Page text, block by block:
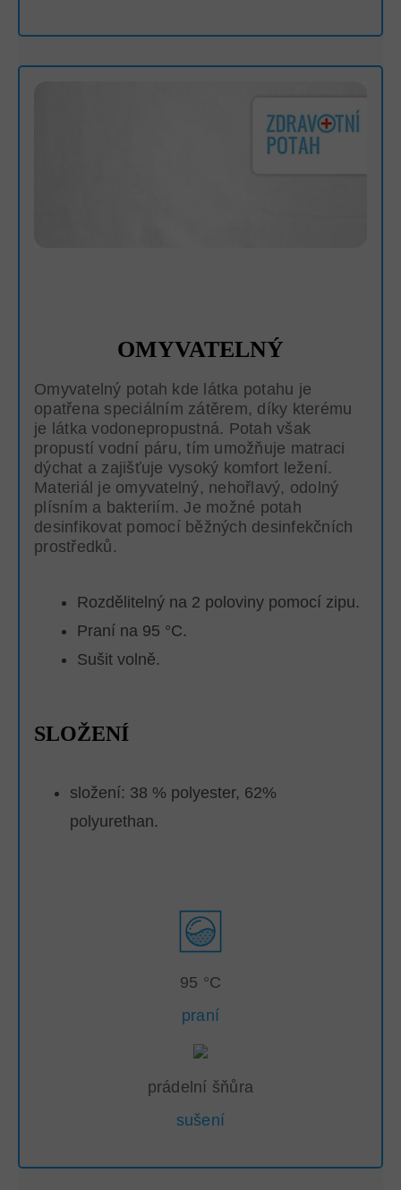
OMYVATELNÝ
Omyvatelný potah kde látka potahu je
opatřena speciálním zátěrem, díky kterému
je látka vodonepropustná. Potah však
propustí vodní páru, tím umožňuje matraci
dýchat a zajišťuje vysoký komfort ležení.
Materiál je omyvatelný, nehořlavý, odolný
plísním a bakteriím. Je možné potah
desinfikovat pomocí běžných desinfekčních
prostředků.
Rozdělitelný na 2 poloviny pomocí zipu.
Praní na 95 °C.
Sušit volně.
SLOŽENÍ
složení: 38 % polyester, 62%
polyurethan.
95 °C
praní
prádelní šňůra
sušení